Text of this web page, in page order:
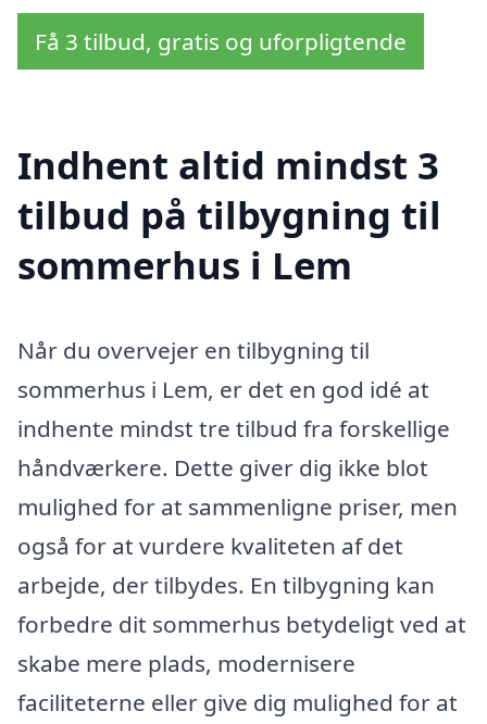
Få 3 tilbud, gratis og uforpligtende
Indhent altid mindst 3
tilbud på tilbygning til
sommerhus i Lem
Når du overvejer en tilbygning til
sommerhus i Lem, er det en god idé at
indhente mindst tre tilbud fra forskellige
håndværkere. Dette giver dig ikke blot
mulighed for at sammenligne priser, men
også for at vurdere kvaliteten af det
arbejde, der tilbydes. En tilbygning kan
forbedre dit sommerhus betydeligt ved at
skabe mere plads, modernisere
faciliteterne eller give dig mulighed for at